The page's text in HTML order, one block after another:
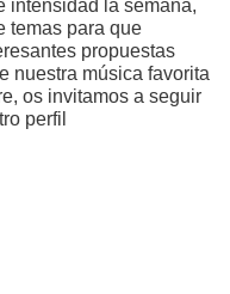
intensidad la semana,
temas para que
propuestas
nuestra música favorita
os invitamos a seguir
perfil